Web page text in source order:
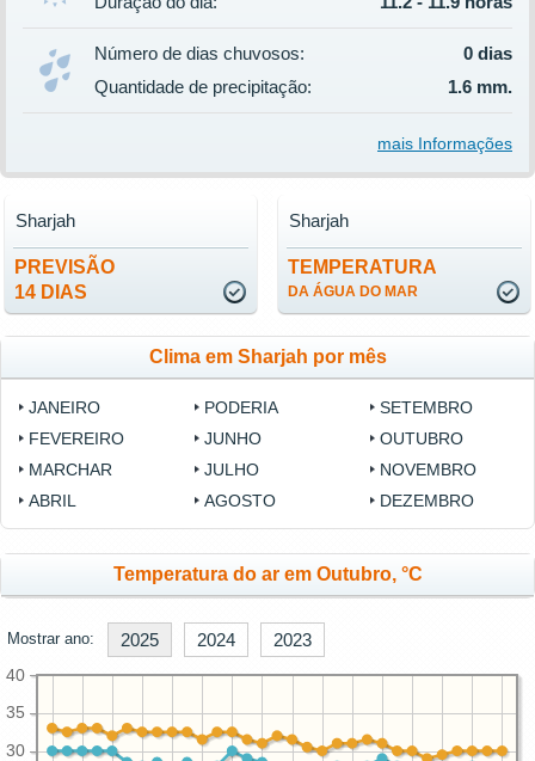
Número de dias chuvosos:
0 dias
Quantidade de precipitação:
1.6 mm.
mais Informações
PREVISÃO
14 DIAS
Sharjah
TEMPERATURA
DA ÁGUA DO MAR
Sharjah
Clima em Sharjah por mês
JANEIRO
FEVEREIRO
MARCHAR
ABRIL
PODERIA
JUNHO
JULHO
AGOSTO
SETEMBRO
OUTUBRO
NOVEMBRO
DEZEMBRO
Temperatura do ar em Outubro, °C
Mostrar ano: 2025 2024 2023
30
35
40